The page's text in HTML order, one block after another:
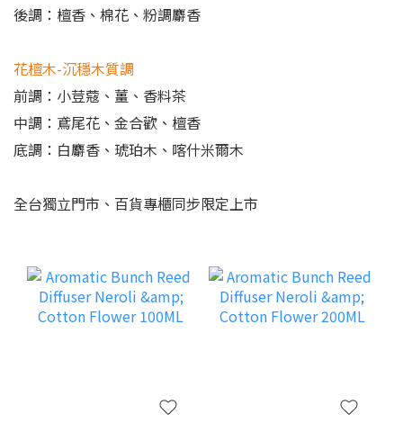
後調：檀香、棉花、粉調麝香
花檀木-沉穩木質調
前調：小荳蔻、薑、香料茶
中調：鳶尾花、金合歡、檀香
底調：白麝香、琥珀木、喀什米爾木
全台獨立門市、百貨專櫃同步限定上市